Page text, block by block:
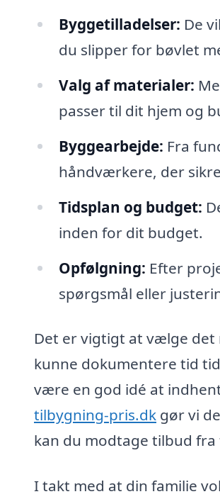
Byggetilladelser: De
du slipper for bøvlet
Valg af materialer:
passer til dit hjem og
Byggearbejde: Fra
håndværkere, der
Tidsplan og budget:
inden for dit budget.
Opfølgning: Efter
spørgsmål eller
Det er vigtigt at vælge
kunne dokumentere tid
være en god idé at
tilbygning-pris.dk gør vi
kan du modtage tilbud
I takt med at din familie